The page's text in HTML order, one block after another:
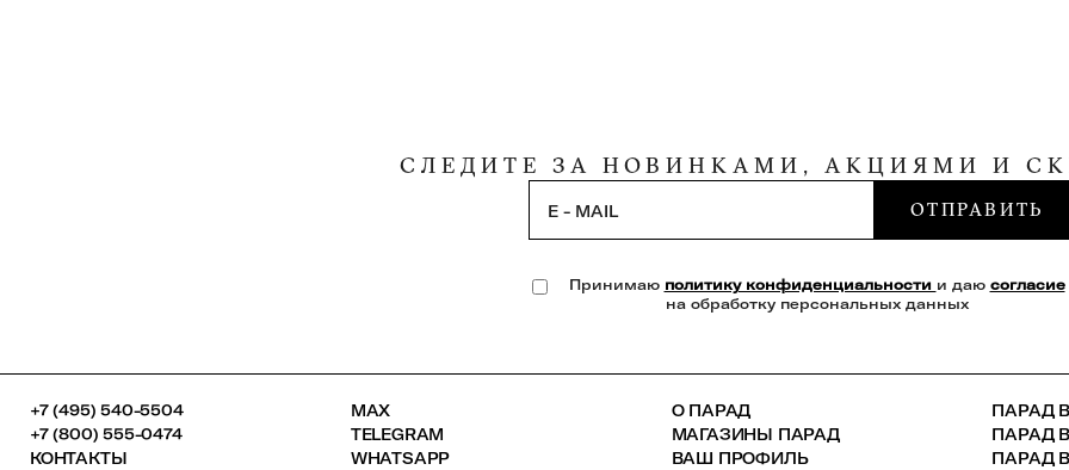
СЛЕДИТЕ ЗА НОВИНКАМИ, АКЦИЯМИ И
E - MAIL ОТПРАВИТЬ
Принимаю политику конфиденциальности и даю согласие
на обработку персональных данных
+7 (495) 540-5504
+7 (800) 555-0474
КОНТАКТЫ
MAX
TELEGRAM
WHATSAPP
О ПАРАД
МАГАЗИНЫ ПАРАД
ВАШ ПРОФИЛЬ
ПАРАД
ПАРАД В
ПАРАД В